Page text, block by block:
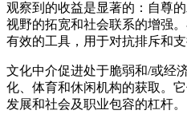
观察到的收益是显著的：自尊
视野的拓宽和社会联系的增强
有效的工具，用于对抗排斥和支
文化中介促进处于脆弱和/或经
化、体育和休闲机构的获取。
发展和社会及职业包容的杠杆。